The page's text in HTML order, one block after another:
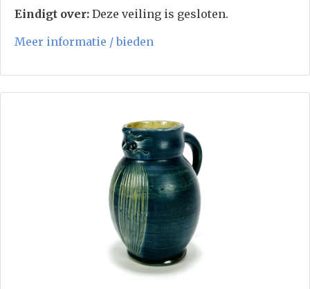
Eindigt over: Deze veiling is gesloten.
Meer informatie / bieden